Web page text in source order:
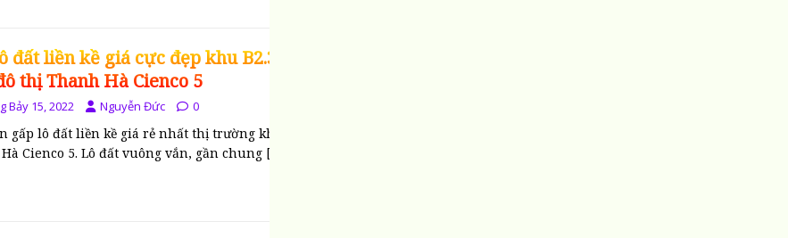
đất liền kề giá cực đẹp khu B2.3 tại
thị Thanh Hà Cienco 5
Bảy 15, 2022 Nguyễn Đức 0
gấp lô đất liền kề giá rẻ nhất thị trường khu đô thị
Cienco 5. Lô đất vuông vắn, gần chung […chi